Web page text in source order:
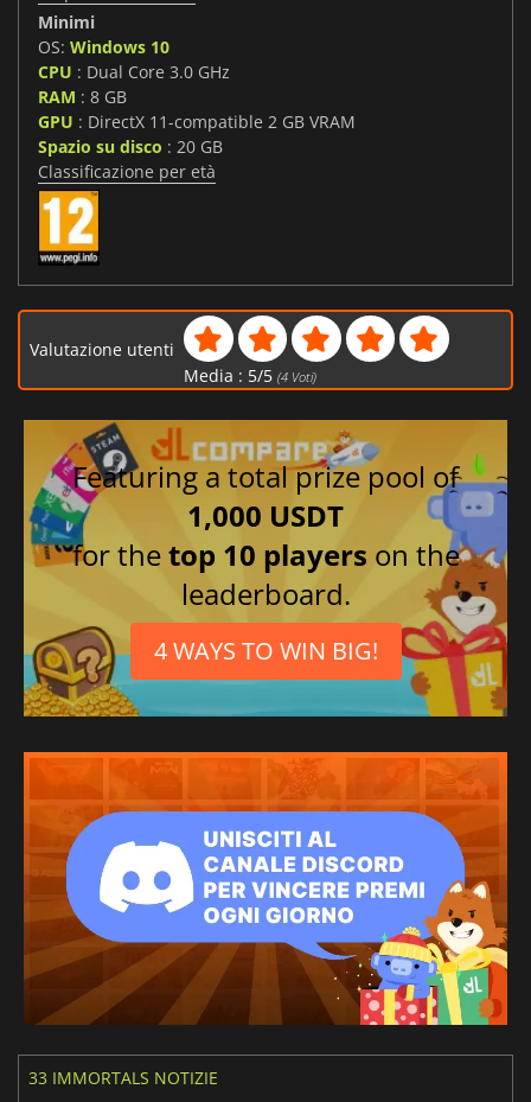
Minimi
OS: Windows 10
CPU : Dual Core 3.0 GHz
RAM : 8 GB
GPU : DirectX 11-compatible 2 GB VRAM
Spazio su disco : 20 GB
Classificazione per età
Valutazione utenti
Media : 5/5 (4Voti)
Featuring a total prize pool of
1,000 USDT
for thetop 10 players on the
leaderboard.
4 WAYS TO WIN BIG!
33 IMMORTALS NOTIZIE